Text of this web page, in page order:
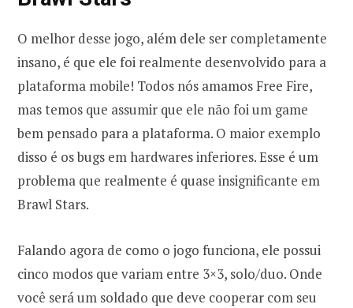
O melhor desse jogo, além dele ser completamente
insano, é que ele foi realmente desenvolvido para a
plataforma mobile! Todos nós amamos Free Fire,
mas temos que assumir que ele não foi um game
bem pensado para a plataforma. O maior exemplo
disso é os bugs em hardwares inferiores. Esse é um
problema que realmente é quase insignificante em
Brawl Stars.
Falando agora de como o jogo funciona, ele possui
cinco modos que variam entre 3×3, solo/duo. Onde
você será um soldado que deve cooperar com seu